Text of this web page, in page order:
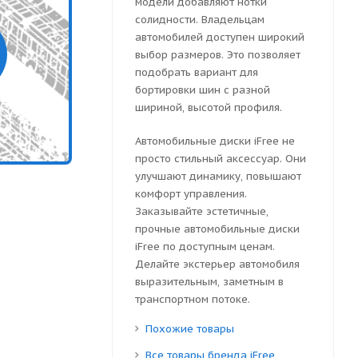
солидности. Владельцам
автомобилей доступен широкий
выбор размеров. Это позволяет
подобрать вариант для
бортировки шин с разной
шириной, высотой профиля.
Автомобильные диски iFree не
просто стильный аксессуар. Они
улучшают динамику, повышают
комфорт управления.
Заказывайте эстетичные,
прочные автомобильные диски
iFree по доступным ценам.
Делайте экстерьер автомобиля
выразительным, заметным в
транспортном потоке.
Похожие товары
Все товары бренда iFree